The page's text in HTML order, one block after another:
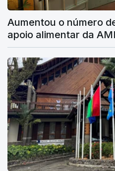
Aumentou o número
apoio alimentar da AMI